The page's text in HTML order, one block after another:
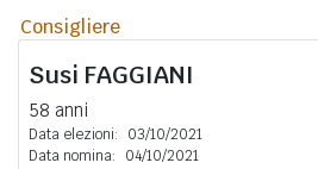
Consigliere
Susi FAGGIANI
58 anni
Data elezioni:
03/10/2021
Data nomina:
04/10/2021